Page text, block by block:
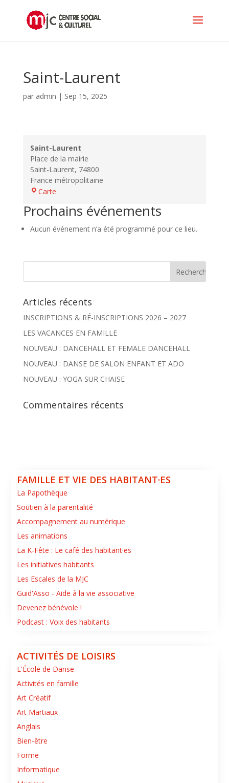
Saint-Laurent
par admin | Sep 15, 2025
Saint-Laurent
Place de la mairie
Saint-Laurent, 74800
France métropolitaine
CarteSaint-
Prochains événements
Aucun événement n’a été programmé pour ce lieu.
Articles récents
INSCRIPTIONS & RÉ-INSCRIPTIONS 2026 – 2027
LES VACANCES EN FAMILLE
NOUVEAU : DANCEHALL ET FEMALE DANCEHALL
NOUVEAU : DANSE DE SALON ENFANT ET ADO
NOUVEAU : YOGA SUR CHAISE
Commentaires récents
FAMILLE ET VIE DES HABITANT·ES
La Papothèque
Soutien à la parentalité
Accompagnement au numérique
Les animations
La K-Fête : Le café des habitant·es
Les initiatives habitants
Les Escales de la MJC
Guid'Asso - Aide à la vie associative
Devenez bénévole !
Podcast : Voix des habitants
ACTIVITÉS DE LOISIRS
L'École de Danse
Activités en famille
Art Créatif
Art Martiaux
Anglais
Bien-être
Forme
Informatique